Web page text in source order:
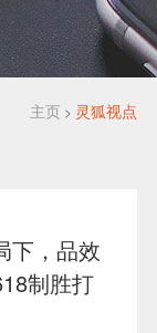
主页 > 灵狐视点
下，品效
制胜打